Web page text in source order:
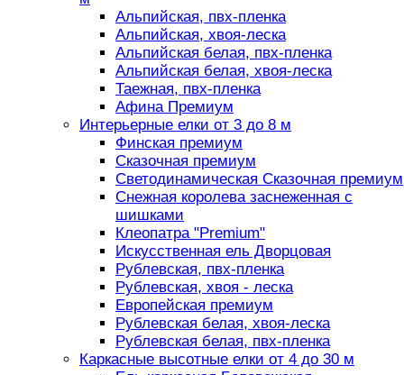
Альпийская, пвх-пленка
Альпийская, хвоя-леска
Альпийская белая, пвх-пленка
Альпийская белая, хвоя-леска
Таежная, пвх-пленка
Афина Премиум
Интерьерные елки от 3 до 8 м
Финская премиум
Сказочная премиум
Светодинамическая Сказочная премиум
Снежная королева заснеженная с
шишками
Клеопатра "Premium"
Искусственная ель Дворцовая
Рублевская, пвх-пленка
Рублевская, хвоя - леска
Европейская премиум
Рублевская белая, хвоя-леска
Рублевская белая, пвх-пленка
Каркасные высотные елки от 4 до 30 м